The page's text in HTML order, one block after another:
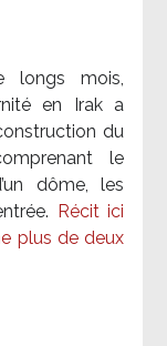
longs mois,
en Irak a
du
le
dôme, les
Récit ici
plus de deux